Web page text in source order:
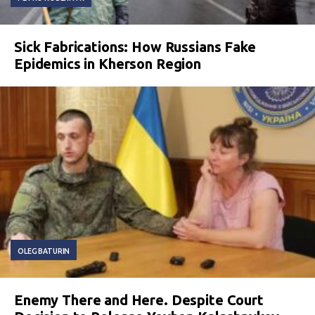
Sick Fabrications: How Russians Fake
Epidemics in Kherson Region
OLEG BATURIN
Enemy There and Here. Despite Court